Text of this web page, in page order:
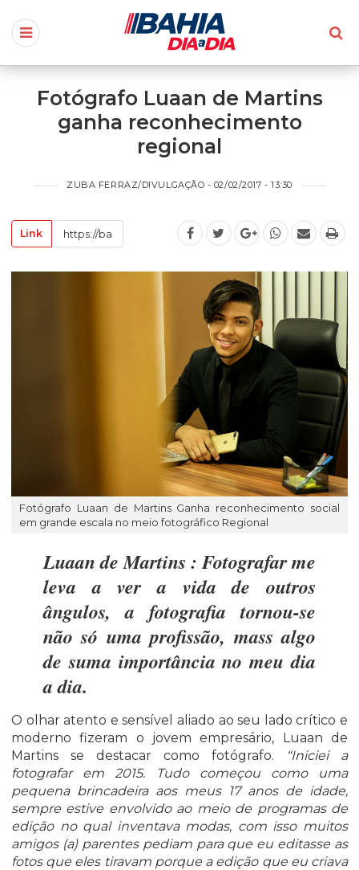
Fotógrafo Luaan de Martins
ganha reconhecimento
regional
ZUBA FERRAZ/DIVULGAÇÃO - 02/02/2017 - 13:30
Link
Fotógrafo Luaan de Martins Ganha reconhecimento social
em grande escala no meio fotográfico Regional
Luaan de Martins : Fotografar me
leva a ver a vida de outros
ângulos, a fotografia tornou-se
não só uma profissão, mass algo
de suma importância no meu dia
a dia.
O olhar atento e sensível aliado ao seu lado crítico e
moderno fizeram o jovem empresário, Luaan de
Martins se destacar como fotógrafo.
“Iniciei a
fotografar em 2015. Tudo começou como uma
pequena brincadeira aos meus 17 anos de idade,
sempre estive envolvido ao meio de programas de
edição no qual inventava modas, com isso muitos
amigos (a) parentes pediam para que eu editasse as
fotos que eles tiravam porque a edição que eu criava